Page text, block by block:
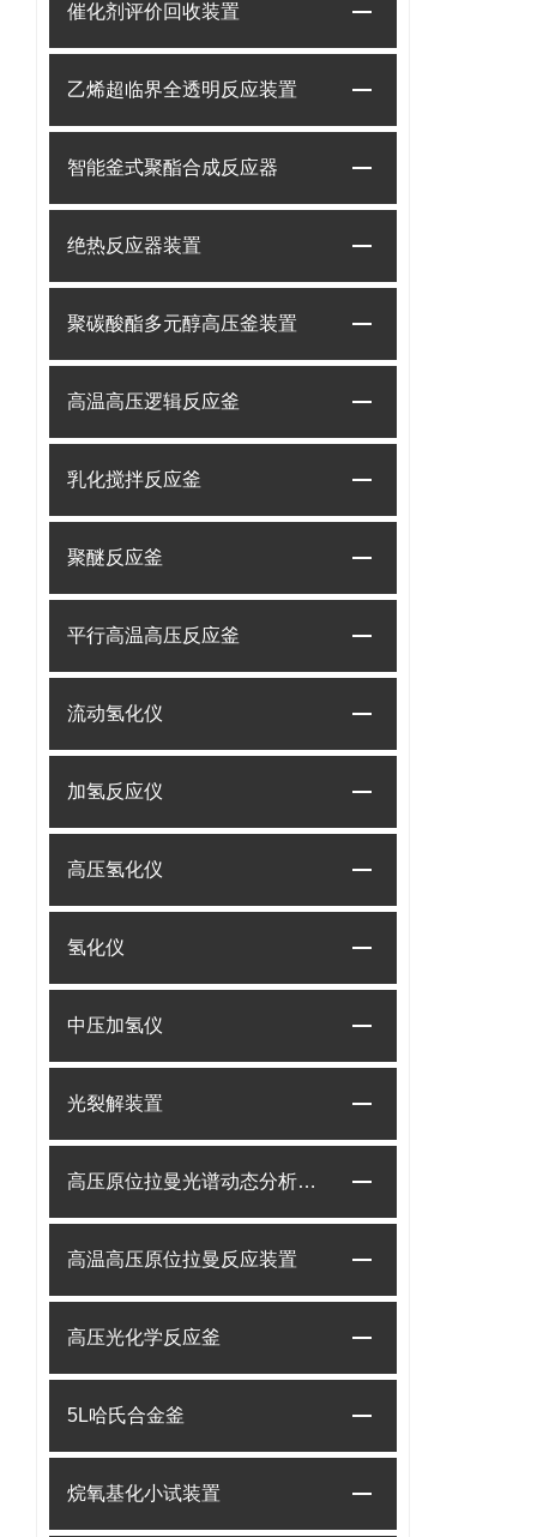
催化剂评价回收装置
乙烯超临界全透明反应装置
智能釜式聚酯合成反应器
绝热反应器装置
聚碳酸酯多元醇高压釜装置
高温高压逻辑反应釜
乳化搅拌反应釜
聚醚反应釜
平行高温高压反应釜
流动氢化仪
加氢反应仪
高压氢化仪
氢化仪
中压加氢仪
光裂解装置
高压原位拉曼光谱动态分析系统
高温高压原位拉曼反应装置
高压光化学反应釜
5L哈氏合金釜
烷氧基化小试装置